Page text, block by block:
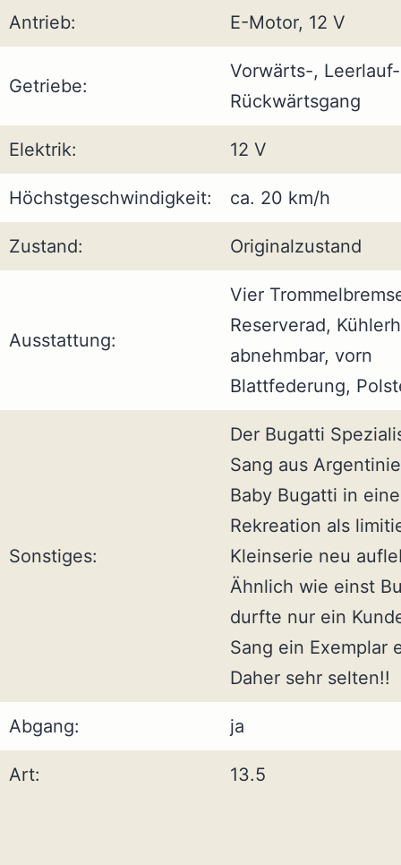
Antrieb: E-Motor, 12 V
Getriebe:
Vorwärts-,
Rückwärtsgang
Elektrik: 12 V
Höchstgeschwindigkeit: ca. 20 km/h
Zustand: Originalzustand
Ausstattung:
Vier
Reserverad,
abnehmbar, vorn
Blattfederung,
Sonstiges:
Der Bugatti
Sang aus
Baby Bugatti in
Rekreation als
Kleinserie neu
Ähnlich wie einst
durfte nur ein
Sang ein Exemplar
Daher sehr selten!!
Abgang: ja
Art: 13.5